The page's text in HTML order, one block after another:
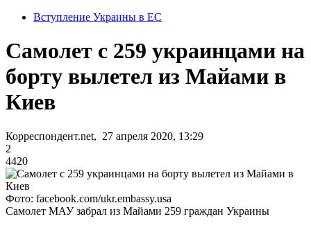
Вступление Украины в ЕС
Самолет с 259 украинцами на
борту вылетел из Майами в
Киев
Корреспондент.net, 27 апреля 2020, 13:29
2
4420
Фото: facebook.com/ukr.embassy.usa
Самолет МАУ забрал из Майами 259 граждан Украины